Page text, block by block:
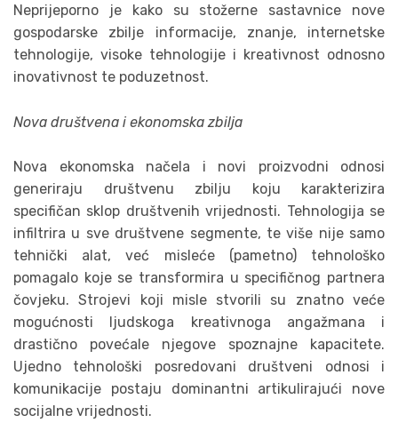
Neprijeporno je kako su stožerne sastavnice nove
gospodarske zbilje informacije, znanje, internetske
tehnologije, visoke tehnologije i kreativnost odnosno
inovativnost te poduzetnost.
Nova društvena i ekonomska zbilja
Nova ekonomska načela i novi proizvodni odnosi
generiraju društvenu zbilju koju karakterizira
specifičan sklop društvenih vrijednosti. Tehnologija se
infiltrira u sve društvene segmente, te više nije samo
tehnički alat, već misleće (pametno) tehnološko
pomagalo koje se transformira u specifičnog partnera
čovjeku. Strojevi koji misle stvorili su znatno veće
mogućnosti ljudskoga kreativnoga angažmana i
drastično povećale njegove spoznajne kapacitete.
Ujedno tehnološki posredovani društveni odnosi i
komunikacije postaju dominantni artikulirajući nove
socijalne vrijednosti.